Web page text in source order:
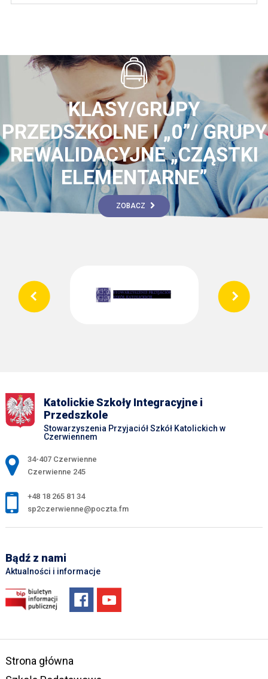
KLASY/GRUPY
PRZEDSZKOLNE I „0”/ GRUPY
REWALIDACYJNE „CZĄSTKI
ELEMENTARNE”
ZOBACZ
Katolickie Szkoły Integracyjne i
Przedszkole
Stowarzyszenia Przyjaciół Szkół Katolickich w
Czerwiennem
Adres pocztowy:
34-407 Czerwienne
Czerwienne 245
+48 18 265 81 34
sp2czerwienne@poczta.fm
Bądź z nami
Aktualności i informacje
Strona główna